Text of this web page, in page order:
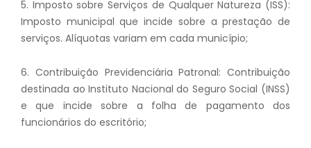
5. Imposto sobre Serviços de Qualquer Natureza (ISS):
Imposto municipal que incide sobre a prestação de
serviços. Alíquotas variam em cada município;
6. Contribuição Previdenciária Patronal: Contribuição
destinada ao Instituto Nacional do Seguro Social (INSS)
e que incide sobre a folha de pagamento dos
funcionários do escritório;